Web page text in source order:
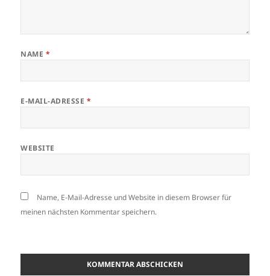
NAME *
E-MAIL-ADRESSE *
WEBSITE
Name, E-Mail-Adresse und Website in diesem Browser für
meinen nächsten Kommentar speichern.